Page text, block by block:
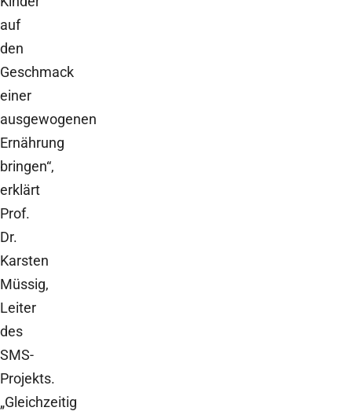
auf
den
Geschmack
einer
ausgewogenen
Ernährung
bringen“,
erklärt
Prof.
Dr.
Karsten
Müssig,
Leiter
des
SMS-
Projekts.
„Gleichzeitig